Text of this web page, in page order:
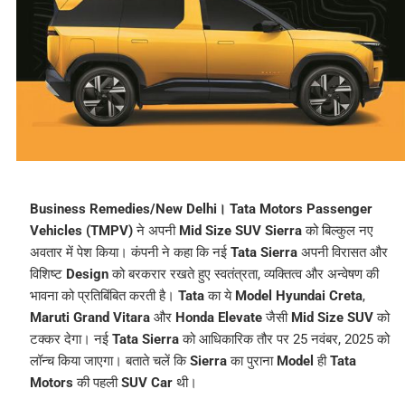
Business Remedies/New Delhi। Tata Motors Passenger
Vehicles (TMPV)ने अपनी Mid Size SUV Sierraको बिल्कुल नए
अवतार में पेश किया। कंपनी ने कहा कि नई Tata Sierraअपनी विरासत और
विशिष्ट Designको बरकरार रखते हुए स्वतंत्रता, व्यक्तित्व और अन्वेषण की
भावना को प्रतिबिंबित करती है। Tataका ये Model Hyundai Creta,
Maruti Grand Vitaraऔर Honda Elevateजैसी Mid Size SUVको
टक्कर देगा। नई Tata Sierraको आधिकारिक तौर पर 25 नवंबर, 2025 को
लॉन्च किया जाएगा। बताते चलें किSierraका पुराना Model हीTata
Motors की पहलीSUV Carथी।